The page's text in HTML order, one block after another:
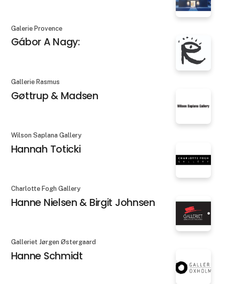
Galerie Provence
Gábor A Nagy:
Gallerie Rasmus
Gøttrup & Madsen
Wilson Saplana Gallery
Hannah Toticki
Charlotte Fogh Gallery
Hanne Nielsen & Birgit Johnsen
Galleriet Jørgen Østergaard
Hanne Schmidt